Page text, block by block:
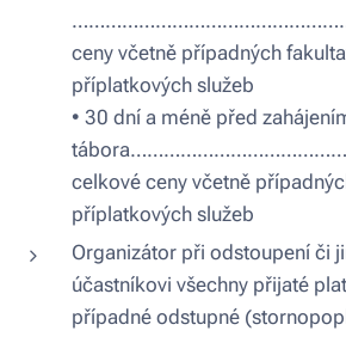
ceny včetně případných
příplatkových služeb
• 30 dní a méně před
celkové ceny včetně
příplatkových služeb
Organizátor při odstoupení či
účastníkovi všechny přijaté
případné odstupné